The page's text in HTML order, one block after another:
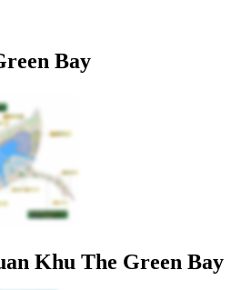
Bay
Khu The Green Bay